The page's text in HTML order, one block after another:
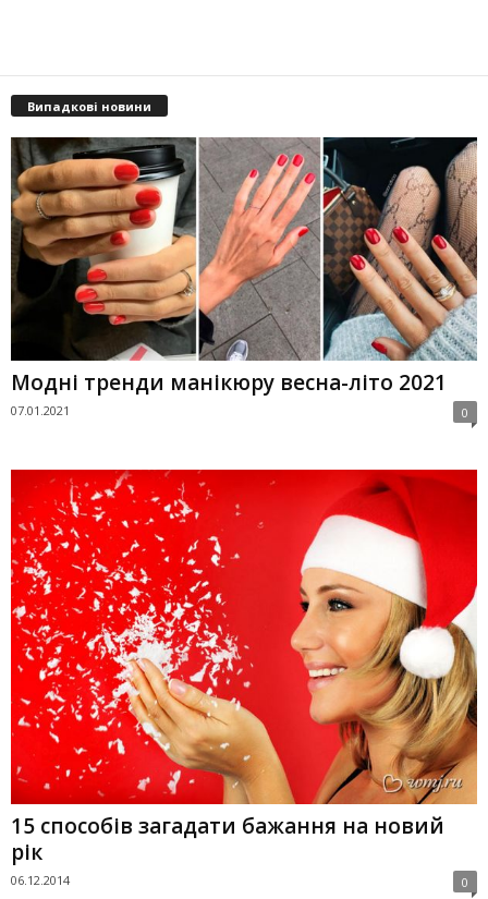
Випадкові новини
Модні тренди манікюру весна-літо 2021
07.01.2021 0
15 способів загадати бажання на новий
рік
06.12.2014 0